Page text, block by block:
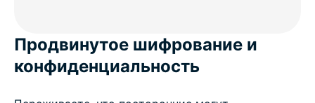
Продвинутое шифрование и
конфиденциальность